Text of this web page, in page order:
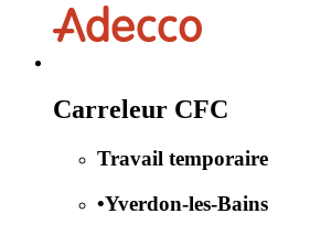
Carreleur CFC
Travail temporaire
•Yverdon-les-Bains